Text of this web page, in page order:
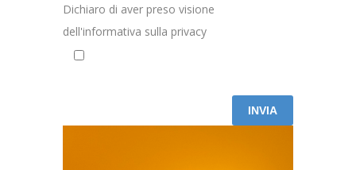
Dichiaro di aver preso visione
dell'informativa sulla privacy